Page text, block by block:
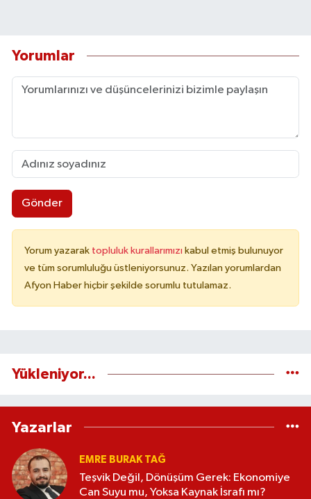
Yorumlar
Gönder
Yorum yazarak topluluk kurallarımızı kabul etmiş bulunuyor
ve tüm sorumluluğu üstleniyorsunuz. Yazılan yorumlardan
Afyon Haber hiçbir şekilde sorumlu tutulamaz.
Yükleniyor...
Yazarlar
EMRE BURAK TAĞ
Teşvik Değil, Dönüşüm Gerek: Ekonomiye
Can Suyu mu, Yoksa Kaynak İsrafı mı?